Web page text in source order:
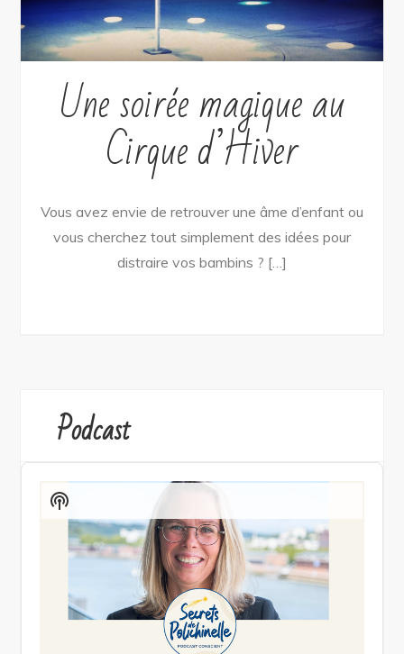
Une soirée magique au
Cirque d’Hiver
Vous avez envie de retrouver une âme d’enfant ou
vous cherchez tout simplement des idées pour
distraire vos bambins ? […]
Podcast
Audio
Player
Show
Podcast
Information